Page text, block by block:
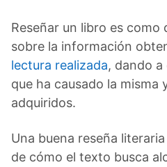
Reseñar un libro es como
sobre la información
lectura realizada, dando
que ha causado la misma
adquiridos.
Una buena reseña
de cómo el texto busca